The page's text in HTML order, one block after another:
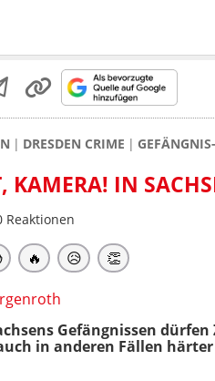
DRESDEN CRIME
KAMERA! IN
Reaktionen
🔥 😥 👏
Gefängnissen
in anderen Fällen